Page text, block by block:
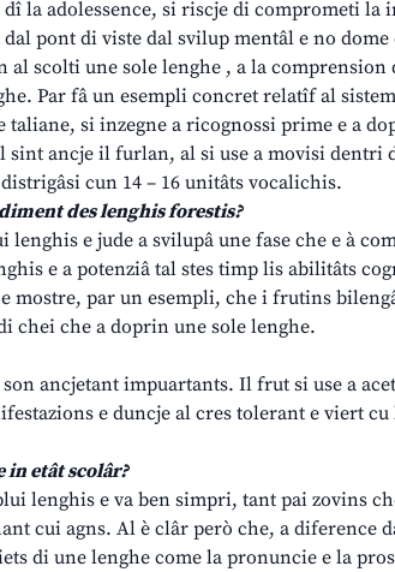
la adolessence, si riscje di comprometi la
dal pont di viste dal svilup mentâl e no
scolti une sole lenghe , a la comprension
Par fâ un esempli concret relatîf al
taliane, si inzegne a ricognossi prime e a
sint ancje il furlan, al si use a movisi dentri
cun 14 – 16 unitâts vocalichis.
des lenghis forestis?
lenghis e jude a svilupâ une fase che e à
e a potenziâ tal stes timp lis abilitâts
mostre, par un esempli, che i frutins
chei che a doprin une sole lenghe.
ancjetant impuartants. Il frut si use a
e duncje al cres tolerant e viert cu
etât scolâr?
lenghis e va ben simpri, tant pai zovins
cui agns. Al è clâr però che, a diference
di une lenghe come la pronuncie e la